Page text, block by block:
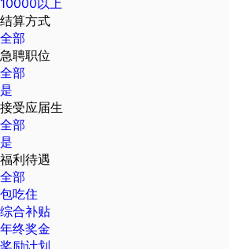
10000以上
结算方式
全部
急聘职位
全部
是
接受应届生
全部
是
福利待遇
全部
包吃住
综合补贴
年终奖金